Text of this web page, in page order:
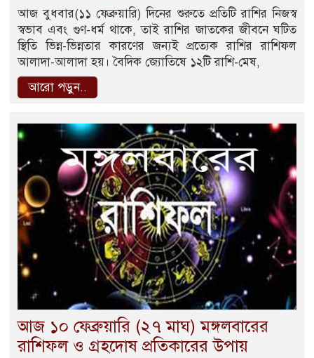
আজ বুধবার(১১ ফেব্রুয়ারি) দিনের শুরুতে প্রতিটি রাশির নিজস্ব
স্বভাব এবং গুণ-ধর্ম থাকে, তাই রাশির জাতকের জীবনে ঘটিত
স্থিতি ভিন্ন-ভিন্নতার কারণের জন্যই প্রত্যেক রাশির রাশিফল
আলাদা-আলাদা হয়। বৈদিক জ্যোতিষে ১২টি রাশি-মেষ,
আরো পড়ুন..
আজ ১০ ফেব্রুয়ারি (২৭ মাঘ) মঙ্গলবারের
রাশিফল ও গ্রহদোষ প্রতিকারের উপায়